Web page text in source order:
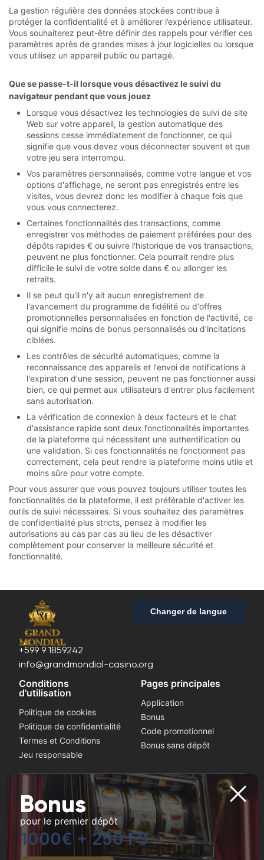
La gestion régulière des données stockées contribue à
protéger la confidentialité et à améliorer l’expérience utilisateur.
Vous souhaiterez peut-être définir des rappels pour vérifier ces
paramètres après de grandes mises à jour logicielles ou lorsque
vous utilisez un appareil public ou partagé.
Que se passe-t-il lorsque vous désactivez le suivi du
navigateur pendant que vous jouez
Lorsque vous désactivez les technologies de suivi de site
Web sur votre appareil, la gestion automatique des
sessions cesse immédiatement de fonctionner, ce qui
signifie que vous devez vous déconnecter souvent et que
votre jeu sera interrompu.
Vos paramètres personnalisés, comme votre langue et vos
options d'affichage, ne seront pas enregistrés entre les
visites, vous devrez donc les modifier à chaque fois que
vous vous connecterez.
Certaines fonctionnalités des transactions, comme
enregistrer vos méthodes de paiement préférées pour des
dépôts rapides € ou suivre l'historique de vos transactions,
peuvent ne plus fonctionner. Cela pourrait rendre plus
difficile le suivi de votre solde dans € ou allonger les
retraits.
Il se peut qu'il n'y ait aucun enregistrement de
l'avancement du programme de fidélité ou d'offres
promotionnelles personnalisées en fonction de l'activité, ce
qui signifie moins de bonus personnalisés ou d'incitations
ciblées.
Les contrôles de sécurité automatiques, comme la
reconnaissance des appareils et l'envoi de notifications à
l'expiration d'une session, peuvent ne pas fonctionner aussi
bien, ce qui permet aux utilisateurs d'entrer plus facilement
sans autorisation.
La vérification de connexion à deux facteurs et le chat
d'assistance rapide sont deux fonctionnalités importantes
de la plateforme qui nécessitent une authentification ou
une validation. Si ces fonctionnalités ne fonctionnent pas
correctement, cela peut rendre la plateforme moins utile et
moins sûre pour votre compte.
Pour vous assurer que vous pouvez toujours utiliser toutes les
fonctionnalités de la plateforme, il est préférable d'activer les
outils de suivi nécessaires. Si vous souhaitez des paramètres
de confidentialité plus stricts, pensez à modifier les
autorisations au cas par cas au lieu de les désactiver
complètement pour conserver la meilleure sécurité et
fonctionnalité.
Bonus
pour le premier dépôt
1000€ + 250 FS
Changer de langue
+599 9 1859242
info@grandmondial-casino.org
Conditions
d'utilisation
Politique de cookies
Politique de confidentialité
Termes et Conditions
Jeu responsable
Pages principales
Application
Bonus
Code promotionnel
Bonus sans dépôt
Jouez la sécurité
Si vous remarquez des symptômes de dépendance au
jeu, demandez l’aide d’un professionnel. Ce site Web est
destiné aux utilisateurs âgés de 18 ans et plus.